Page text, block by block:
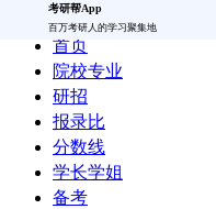
考研帮App
百万考研人的学习聚集地
首页
院校专业
研招
报录比
分数线
学长学姐
备考